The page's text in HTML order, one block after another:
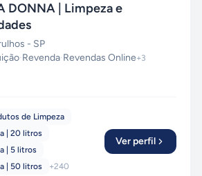
DONNA | Limpeza e
- SP
·Revenda·Revendas Online+3
de Limpeza
| 20 litros
| 5 litros
| 50 litros
+240
Ver perfil